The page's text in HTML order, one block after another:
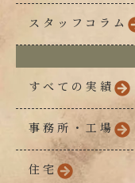
スタッフコラム
すべての実績
事務所・工場
住宅